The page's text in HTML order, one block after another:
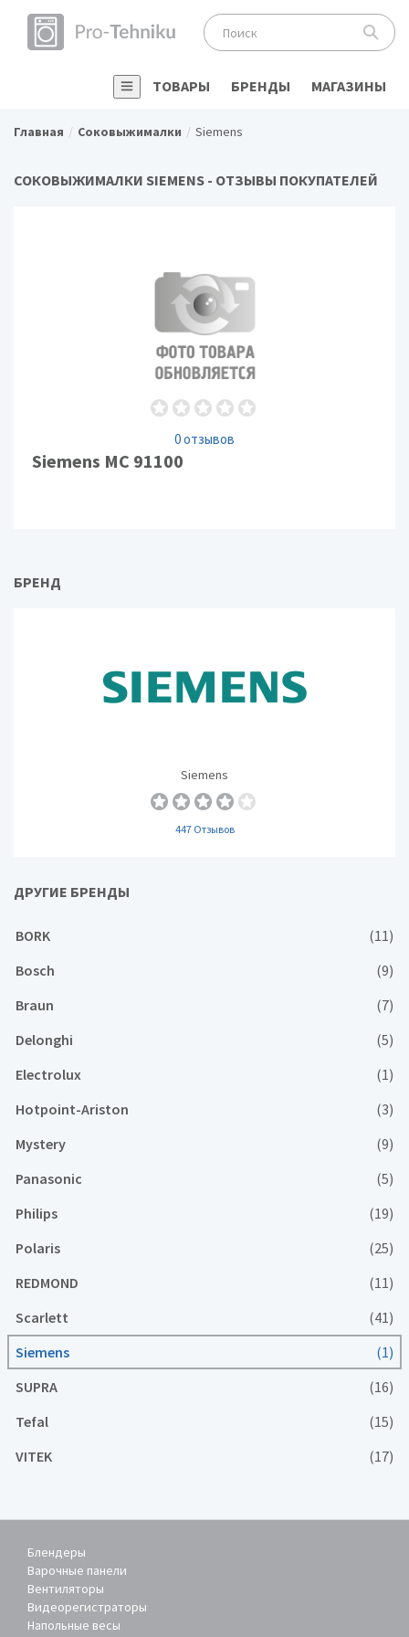
ТОВАРЫ БРЕНДЫ МАГАЗИНЫ
Главная Соковыжималки Siemens
СОКОВЫЖИМАЛКИ SIEMENS - ОТЗЫВЫ ПОКУПАТЕЛЕЙ
0 отзывов
Siemens MC 91100
БРЕНД
Siemens
447 Отзывов
ДРУГИЕ БРЕНДЫ
BORK
(11)
Bosch
(9)
Braun
(7)
Delonghi
(5)
Electrolux
(1)
Hotpoint-Ariston
(3)
Mystery
(9)
Panasonic
(5)
Philips
(19)
Polaris
(25)
REDMOND
(11)
Scarlett
(41)
Siemens
(1)
SUPRA
(16)
Tefal
(15)
VITEK
(17)
Блендеры
Варочные панели
Вентиляторы
Видеорегистраторы
Напольные весы